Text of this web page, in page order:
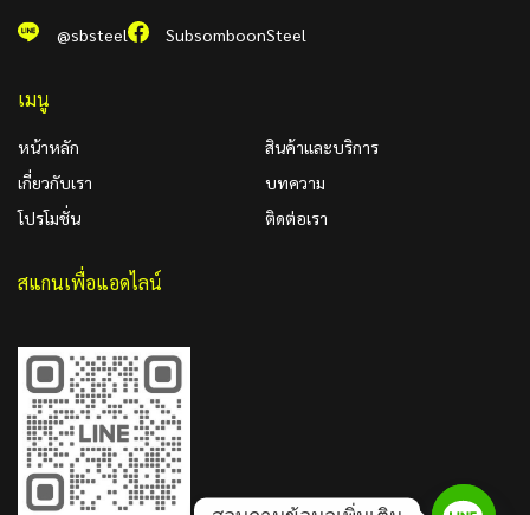
@sbsteel SubsomboonSteel
เมนู
หน้าหลัก
เกี่ยวกับเรา
โปรโมชั่น
สินค้าและบริการ
บทความ
ติดต่อเรา
สแกนเพื่อแอดไลน์